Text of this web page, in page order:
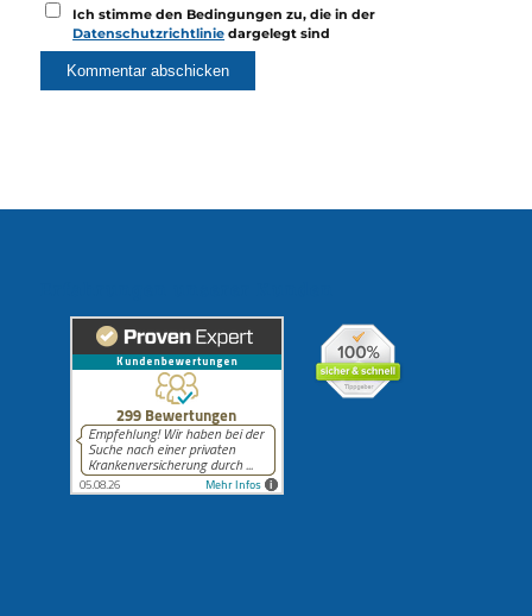
Ich stimme den Bedingungen zu, die in der
Datenschutzrichtlinie dargelegt sind